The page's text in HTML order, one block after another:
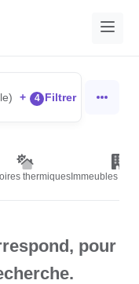
+ 4 Filtrer
thermiques Immeubles de
pour